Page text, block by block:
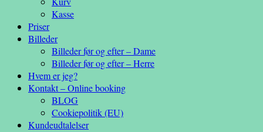
Kasse
Priser
Billeder
Billeder før og efter – Dame
Billeder før og efter – Herre
Hvem er jeg?
Kontakt – Online booking
BLOG
Cookiepolitik (EU)
Kundeudtalelser